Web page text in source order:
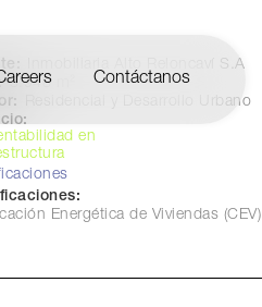
Contáctanos
Inmobiliaria Alto Reloncaví S.A
3.948 m²
Residencial y Desarrollo Urbano
en
Energética de Viviendas (CEV)